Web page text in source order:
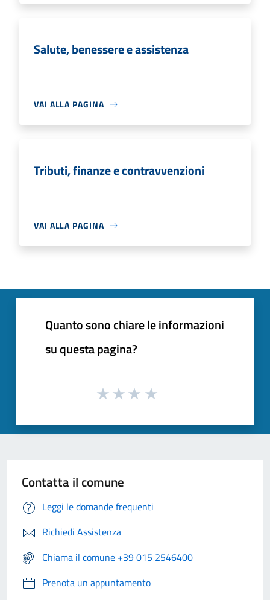
Salute, benessere e assistenza
VAI ALLA PAGINA
Tributi, finanze e contravvenzioni
VAI ALLA PAGINA
Quanto sono chiare le informazioni
su questa pagina?
Contatta il comune
Leggi le domande frequenti
Richiedi Assistenza
Chiama il comune +39 015 2546400
Prenota un appuntamento